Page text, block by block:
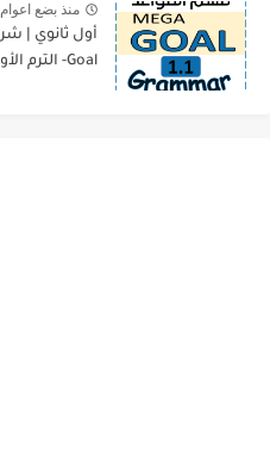
منذ بضع اعوام
Goal- الترم الأول Grammar الفصل الدراسي الأول